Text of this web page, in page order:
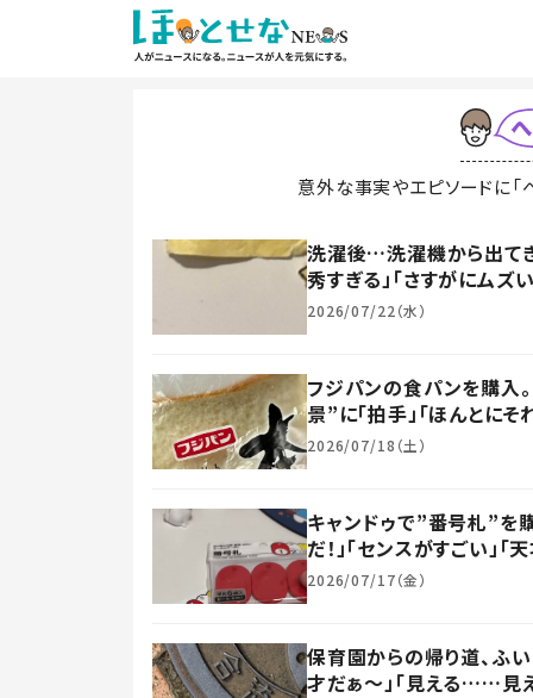
意外な事実やエピソードに「
洗濯後…洗濯機から出て
秀すぎる」「さすがにムズ
2026/07/22（水）
フジパンの食パンを購入
景”に「拍手」「ほんとにそ
2026/07/18（土）
キャンドゥで”番号札”を
だ！」「センスがすごい」
2026/07/17（金）
保育園からの帰り道、ふい
才だぁ～」「見える……見え